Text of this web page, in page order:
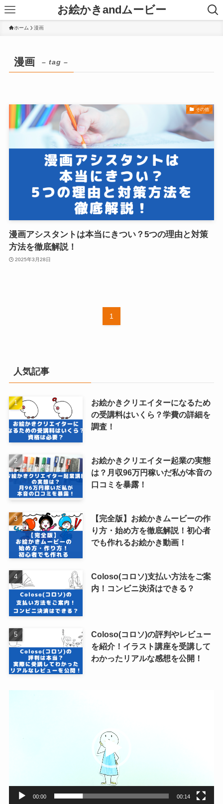
お絵かきandムービー
ホーム 漫画
漫画 – tag –
その他
漫画アシスタントは本当にきつい？5つの理由と対策
方法を徹底解説！
2025年3月28日
1
人気記事
お絵かきクリエイターになるため
の受講料はいくら？学費の詳細を
調査！
お絵かきクリエイター起業の実態
は？月収96万円稼いだ私が本音の
口コミを暴露！
【完全版】お絵かきムービーの作
り方・始め方を徹底解説！初心者
でも作れるお絵かき動画！
Coloso(コロソ)支払い方法をご案
内！コンビニ決済はできる？
Coloso(コロソ)の評判やレビュー
を紹介！イラスト講座を受講して
わかったリアルな感想を公開！
00:00 00:14